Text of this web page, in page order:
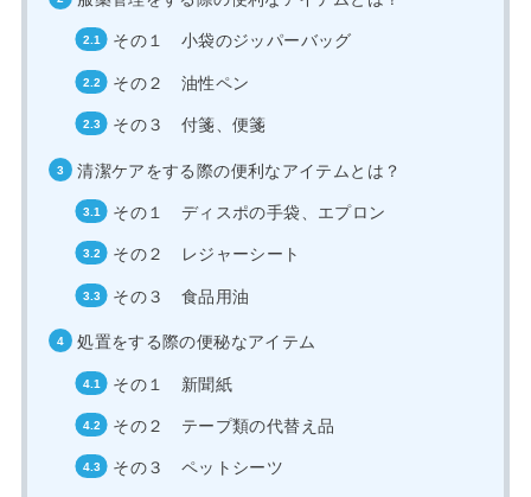
その１ 小袋のジッパーバッグ
その２ 油性ペン
その３ 付箋、便箋
清潔ケアをする際の便利なアイテムとは？
その１ ディスポの手袋、エプロン
その２ レジャーシート
その３ 食品用油
処置をする際の便秘なアイテム
その１ 新聞紙
その２ テープ類の代替え品
その３ ペットシーツ